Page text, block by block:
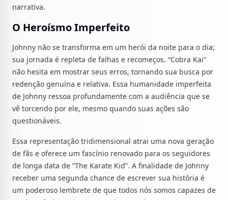
narrativa.
O Heroísmo Imperfeito
Johnny não se transforma em um herói da noite para o dia;
sua jornada é repleta de falhas e recomeços. “Cobra Kai”
não hesita em mostrar seus erros, tornando sua busca por
redenção genuína e relativa. Essa humanidade imperfeita
de Johnny ressoa profundamente com a audiência que se
vê torcendo por ele, mesmo quando suas ações são
questionáveis.
Essa representação tridimensional atrai uma nova geração
de fãs e oferece um fascínio renovado para os seguidores
de longa data de “The Karate Kid”. A finalidade de Johnny
receber uma segunda chance de escrever sua história é
um poderoso lembrete de que todos nós somos capazes de